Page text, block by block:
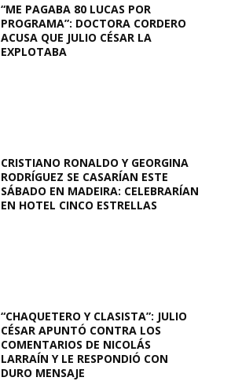
“ME PAGABA 80 LUCAS POR
PROGRAMA”: DOCTORA CORDERO
ACUSA QUE JULIO CÉSAR LA
EXPLOTABA
CRISTIANO RONALDO Y GEORGINA
RODRÍGUEZ SE CASARÍAN ESTE
SÁBADO EN MADEIRA: CELEBRARÍAN
EN HOTEL CINCO ESTRELLAS
“CHAQUETERO Y CLASISTA”: JULIO
CÉSAR APUNTÓ CONTRA LOS
COMENTARIOS DE NICOLÁS
LARRAÍN Y LE RESPONDIÓ CON
DURO MENSAJE